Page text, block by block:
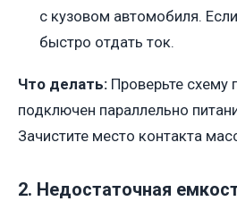
с кузовом автомобиля.
быстро отдать ток.
Что делать: Проверьте
подключен параллельно
Зачистите место контакта
2. Недостаточная